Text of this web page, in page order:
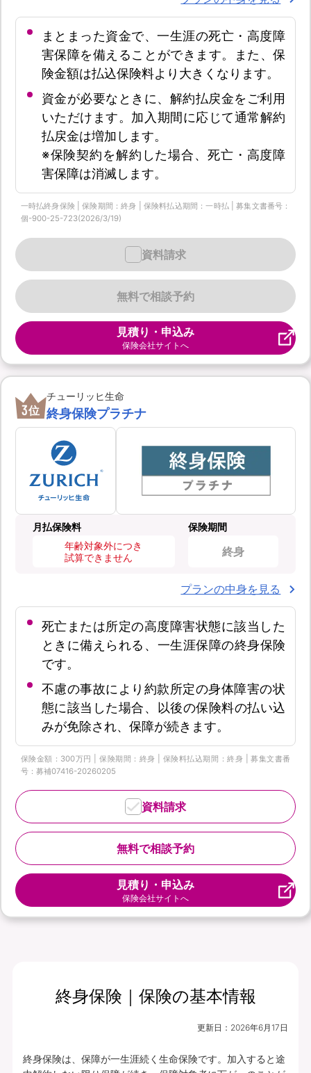
まとまった資金で、一生涯の死亡・高度障
害保障を備えることができます。また、保
険金額は払込保険料より大きくなります。
資金が必要なときに、解約払戻金をご利用
いただけます。加入期間に応じて通常解約
払戻金は増加します。
※保険契約を解約した場合、死亡・高度障
害保障は消滅します。
一時払終身保険 | 保険期間：終身 | 保険料払込期間：一時払 | 募集文書番号：
個-900-25-723(2026/3/19)
無料で相談予約
資料請求
見積り・申込み
保険会社サイトへ
3位
チューリッヒ生命
終身保険プラチナ
月払保険料
年齢対象外につき
試算できません
保険期間
終身
プランの中身を見る
死亡または所定の高度障害状態に該当した
ときに備えられる、一生涯保障の終身保険
です。
不慮の事故により約款所定の身体障害の状
態に該当した場合、以後の保険料の払い込
みが免除され、保障が続きます。
保険金額：300万円 | 保険期間：終身 | 保険料払込期間：終身 | 募集文書番
号：募補07416-20260205
無料で相談予約
資料請求
見積り・申込み
保険会社サイトへ
終身保険｜保険の基本情報
更新日： 2026年6月17日
終身保険は、保障が一生涯続く生命保険です。加入すると途